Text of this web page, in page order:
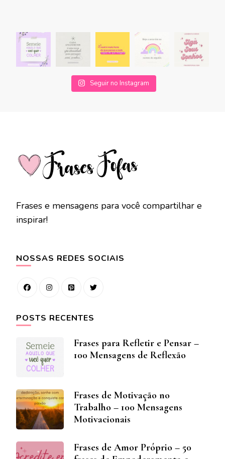
Seguir no Instagram
Frases e mensagens para você compartilhar e
inspirar!
NOSSAS REDES SOCIAIS
POSTS RECENTES
Frases para Refletir e Pensar –
100 Mensagens de Reflexão
Frases de Motivação no
Trabalho – 100 Mensagens
Motivacionais
Frases de Amor Próprio – 50